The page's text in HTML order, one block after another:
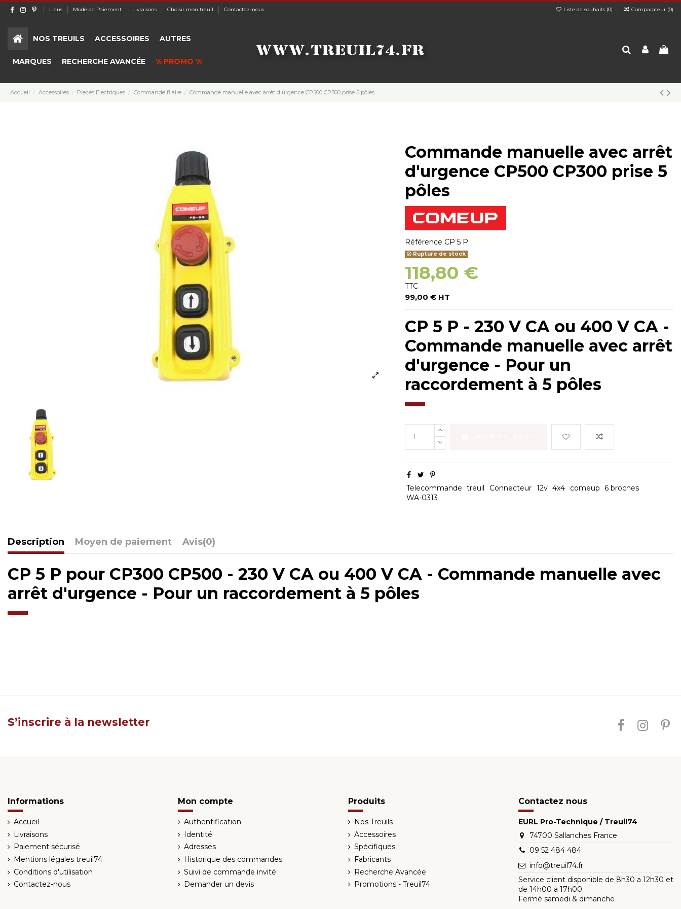
Liens Mode de Paiement Livraisons Choisir mon treuil Contactez-nous Liste de souhaits (0) Comparateur (0)
NOS TREUILS ACCESSOIRES AUTRES
MARQUES RECHERCHE AVANCÉE % PROMO %
Accueil Accessoires Pieces Electriques Commande filaire Commande manuelle avec arrêt d'urgence CP500 CP300 prise 5 pôles
Commande manuelle avec arrêt
d'urgence CP500 CP300 prise 5
pôles
Référence CP 5 P
Rupture de stock
118,80 €
TTC
99,00 € HT
CP 5 P - 230 V CA ou 400 V CA -
Commande manuelle avec arrêt
d'urgence - Pour un
raccordement à 5 pôles
Telecommande treuil Connecteur 12v 4x4 comeup
6 broches
WA-0313
Description Moyen de paiement Avis(0)
CP 5 P pour CP300 CP500 - 230 V CA ou 400 V CA - Commande manuelle avec
arrêt d'urgence - Pour un raccordement à 5 pôles
S’inscrire à la newsletter
Informations
Accueil
Livraisons
Paiement sécurisé
Mentions légales treuil74
Conditions d'utilisation
Contactez-nous
Mon compte
Authentification
Identité
Adresses
Historique des commandes
Suivi de commande invité
Demander un devis
Produits
Nos Treuils
Accessoires
Spécifiques
Fabricants
Recherche Avancée
Promotions - Treuil74
Contactez nous
EURL Pro-Technique / Treuil74
74700 Sallanches France
09 52 484 484
info@treuil74.fr
Service client disponible de 8h30 a 12h30 et
de 14h00 a 17h00
Fermé samedi & dimanche